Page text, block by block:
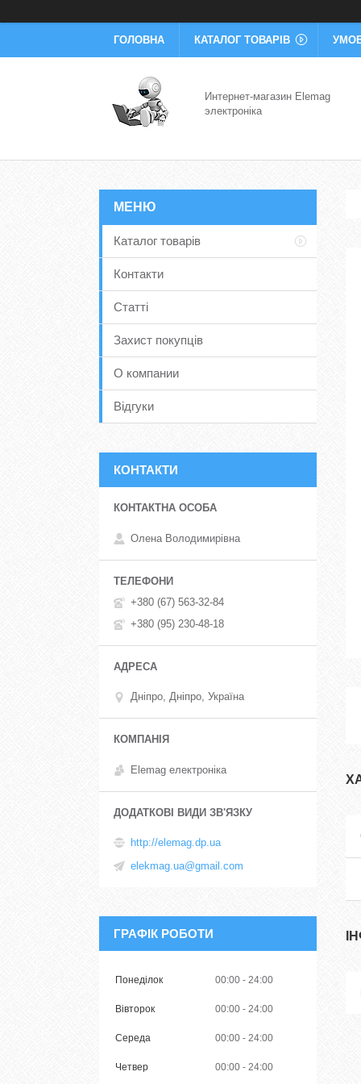
ГОЛОВНА КАТАЛОГ ТОВАРІВ
Интернет-магазин Elemag
электроніка
Каталог товарів
Контакти
Статті
Захист покупців
О компании
Відгуки
КОНТАКТИ
Олена Володимирівна
+380 (67) 563-32-84
+380 (95) 230-48-18
Дніпро, Дніпро, Україна
Elemag електроніка
http://elemag.dp.ua
elekmag.ua@gmail.com
ГРАФІК РОБОТИ
Понеділок 00:00 24:00
Вівторок 00:00 24:00
Середа 00:00 24:00
Четвер 00:00 24:00